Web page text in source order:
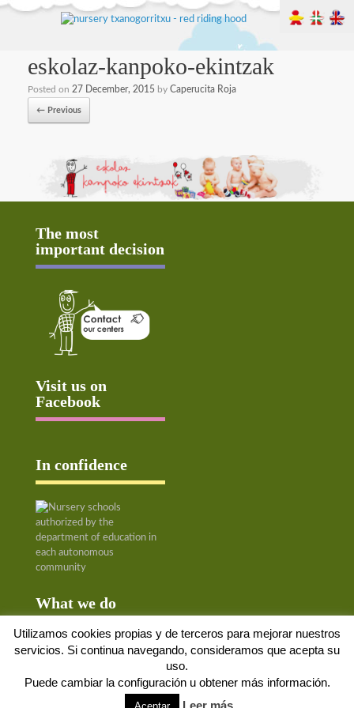
eskolaz-kanpoko-ekintzak
Posted on 27 December, 2015 by Caperucita Roja
← Previous
The most
important decision
Visit us on
Facebook
In confidence
What we do
Utilizamos cookies propias y de terceros para mejorar nuestros
servicios. Si continua navegando, consideramos que acepta su
uso.
Puede cambiar la configuración u obtener más información.
Leer más
Aviso Legal Política de cookies Protección de datos Solicitud de baja